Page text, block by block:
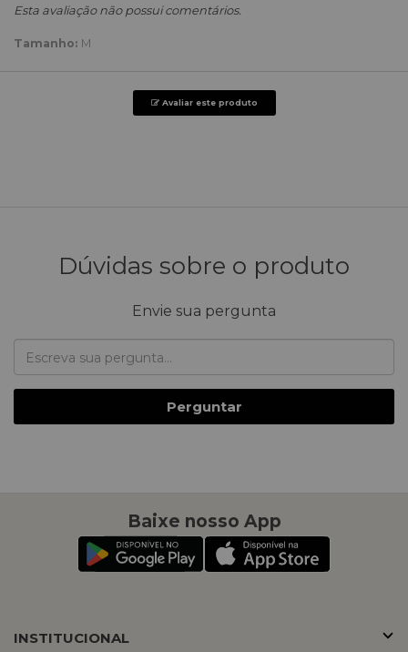
Esta avaliação não possui comentários.
Tamanho: M
Avaliar este produto
Dúvidas sobre o produto
Envie sua pergunta
Perguntar
Baixe nosso App
INSTITUCIONAL